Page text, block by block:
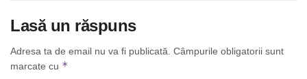
Lasă un răspuns
Adresa ta de email nu va fi publicată. Câmpurile obligatorii sunt
marcate cu *